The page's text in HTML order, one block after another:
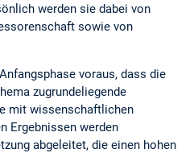
werden sie dabei von
sowie von
voraus, dass die
zugrundeliegende
mit wissenschaftlichen
Ergebnissen werden
abgeleitet, die einen hohen